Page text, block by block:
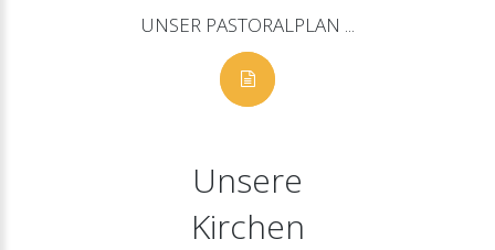
UNSER PASTORALPLAN
Unsere
Kirchen